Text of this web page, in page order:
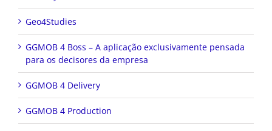
Geo4Studies
GGMOB 4 Boss – A aplicação exclusivamente pensada
para os decisores da empresa
GGMOB 4 Delivery
GGMOB 4 Production